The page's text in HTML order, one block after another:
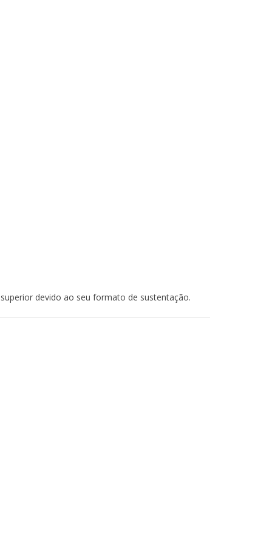
devido ao seu formato de sustentação.